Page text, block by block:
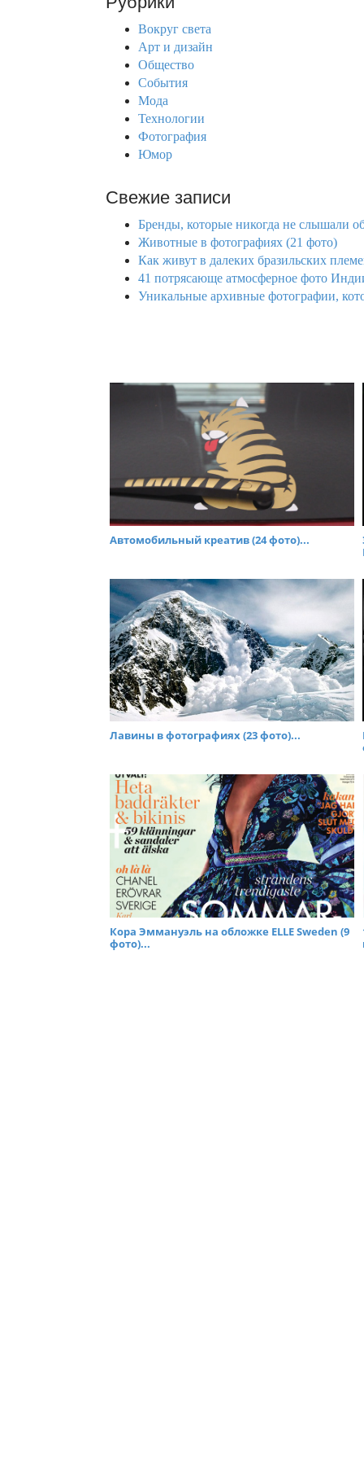
c
Вокруг света
Арт и дизайн
Общество
События
Мода
Технологии
Фотография
Юмор
Свежие записи
Бренды, которые никогда не слышали
Животные в фотографиях (21 фото)
Как живут в далеких бразильских
41 потрясающе атмосферное фото
Уникальные архивные фотографии,
Автомобильный креатив (24 фото)...
Лавины в фотографиях (23 фото)...
Кора Эммануэль на обложке ELLE Sweden (9
фото)...